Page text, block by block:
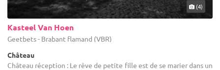
(4)
Kasteel Van Hoen
Geetbets - Brabant flamand (VBR)
Château
Château réception : Le rêve de petite fille est de se marier dans un